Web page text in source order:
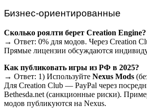
Бизнес-ориентированные
Сколько роялти берет Creation Engine?
→ Ответ: 0% для модов. Через Creation
Прямые лицензии обсуждаются
Как публиковать игры из РФ в 2025?
→ Ответ: 1) Используйте Nexus Mods
Для Creation Club — PayPal через
Bethesda.net (санкционные риски).
модов публикуются на Nexus.